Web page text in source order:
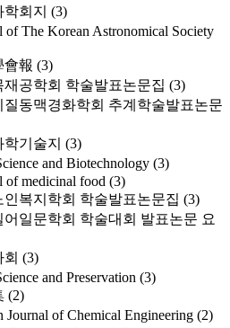
회지 (3)
of The Korean Astronomical Society
會報 (3)
재공학회 학술발표논문집 (3)
질동맥경화학회 추계학술발표논문
기술지 (3)
and Biotechnology (3)
of medicinal food (3)
인복지학회 학술발표논문집 (3)
어일문학회 학술대회 발표논문 요
(3)
and Preservation (3)
(2)
Journal of Chemical Engineering (2)